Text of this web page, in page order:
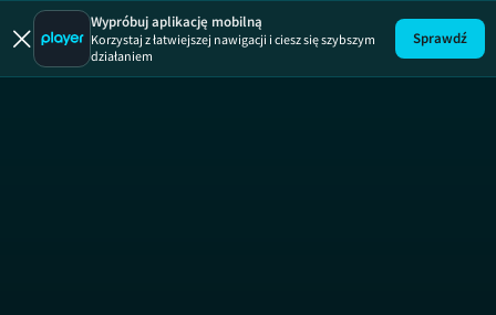
Wypróbuj aplikację mobilną
Korzystaj z łatwiejszej nawigacji i ciesz się szybszym
działaniem
Sprawdź